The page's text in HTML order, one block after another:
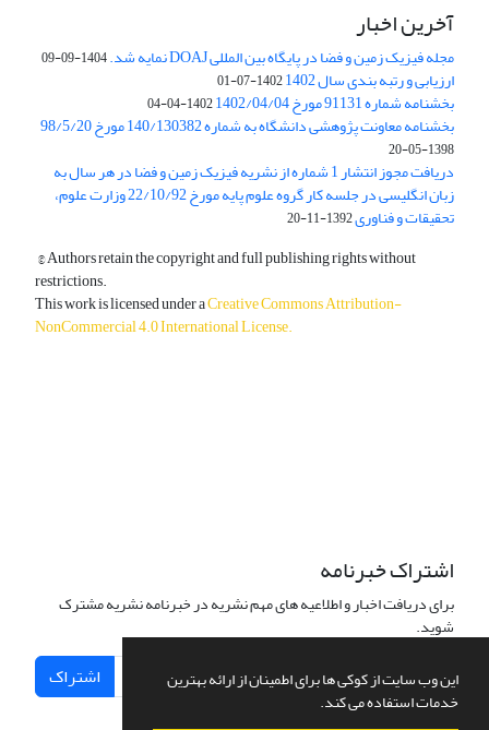
این وب سایت از کوکی ها برای اطمینان از ارائه بهترین
خدمات استفاده می کند.
آخرین اخبار
مجله فیزیک زمین و فضا در پایگاه بین المللی DOAJ نمایه شد. 1404-09-09
ارزیابی و رتبه بندی سال 1402 1402-07-01
بخشنامه شماره 91131 مورخ 1402/04/04 1402-04-04
بخشنامه معاونت پژوهشی دانشگاه به شماره 140/130382 مورخ 98/5/20
1398-05-20
دریافت مجوز انتشار 1 شماره از نشریه فیزیک زمین و فضا در هر سال به
زبان انگلیسی در جلسه کار گروه علوم پایه مورخ 22/10/92 وزارت علوم،
تحقیقات و فناوری1392-11-20
© Authors retain the copyright and full publishing rights without
restrictions.
This work is licensed under aCreative Commons Attribution-
NonCommercial 4.0 International License.
اشتراک خبرنامه
برای دریافت اخبار و اطلاعیه های مهم نشریه در خبرنامه نشریه مشترک
شوید.
اشتراک